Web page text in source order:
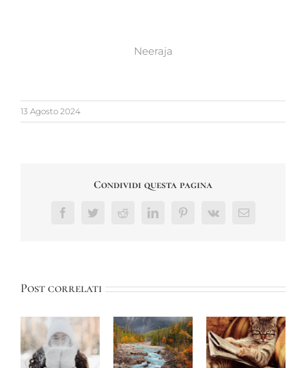
Neeraja
13 Agosto 2024
Condividi questa pagina
FacebookTwitterRedditLinkedInPinterest
Vk Email
Post correlati